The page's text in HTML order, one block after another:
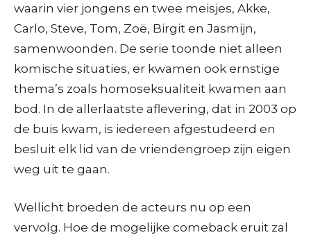
waarin vier jongens en twee meisjes, Akke,
Carlo, Steve, Tom, Zoë, Birgit en Jasmijn,
samenwoonden. De serie toonde niet alleen
komische situaties, er kwamen ook ernstige
thema’s zoals homoseksualiteit kwamen aan
bod. In de allerlaatste aflevering, dat in 2003 op
de buis kwam, is iedereen afgestudeerd en
besluit elk lid van de vriendengroep zijn eigen
weg uit te gaan.
Wellicht broeden de acteurs nu op een
vervolg. Hoe de mogelijke comeback eruit zal